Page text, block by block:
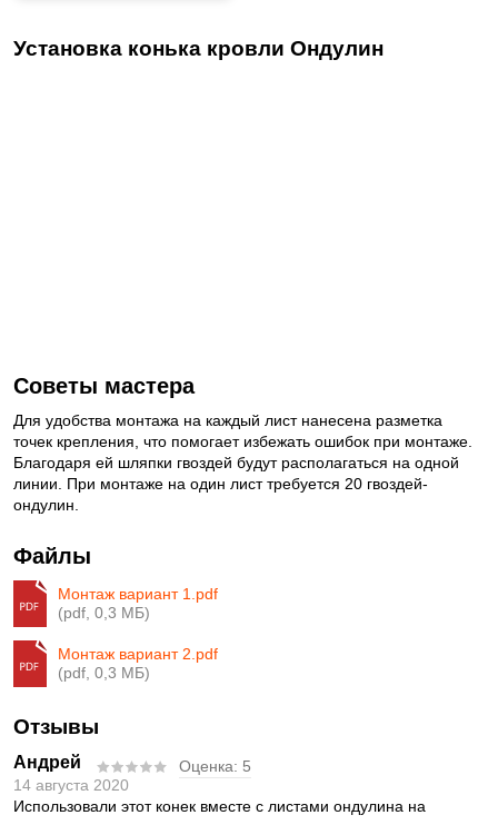
Установка конька кровли Ондулин
Советы мастера
Для удобства монтажа на каждый лист нанесена разметка
точек крепления, что помогает избежать ошибок при монтаже.
Благодаря ей шляпки гвоздей будут располагаться на одной
линии. При монтаже на один лист требуется 20 гвоздей-
ондулин.
Файлы
Монтаж вариант 1.pdf
(pdf, 0,3 МБ)
Монтаж вариант 2.pdf
(pdf, 0,3 МБ)
Отзывы
Андрей Оценка: 5
14 августа 2020
Использовали этот конек вместе с листами ондулина на